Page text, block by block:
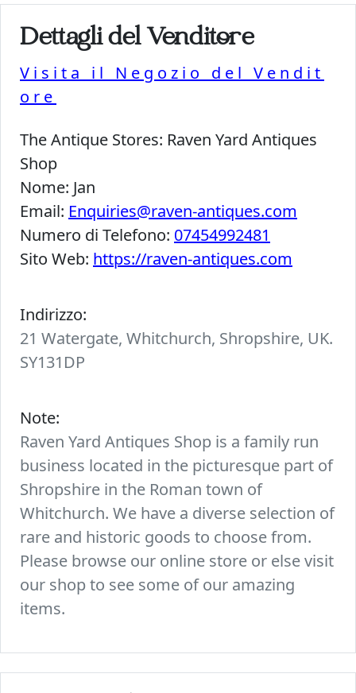
Dettagli del Venditore
Visita il Negozio del Vendit
ore
The Antique Stores: Raven Yard Antiques
Shop
Nome: Jan
Email: Enquiries@raven-antiques.com
Numero di Telefono: 07454992481
Sito Web: https://raven-antiques.com
Indirizzo:
21 Watergate, Whitchurch, Shropshire, UK.
SY131DP
Note:
Raven Yard Antiques Shop is a family run
business located in the picturesque part of
Shropshire in the Roman town of
Whitchurch. We have a diverse selection of
rare and historic goods to choose from.
Please browse our online store or else visit
our shop to see some of our amazing
items.